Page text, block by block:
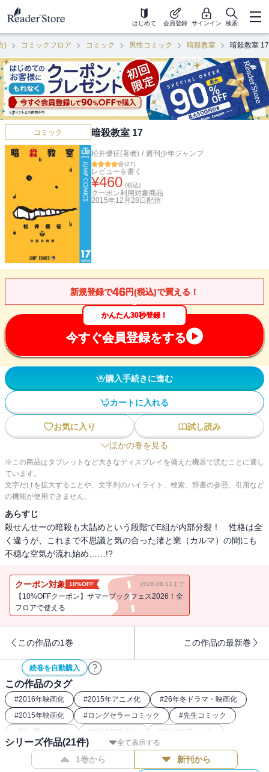
はじめて 会員登録 サインイン 検索
) コミックフロア コミック 男性コミック 暗殺教室 暗殺教室 17
コミック 暗殺教室 17
松井優征(著者) / 週刊少年ジャンプ
(27)
レビューを書く
¥460 (税込)
クーポン利用対象商品
2015年12月28日 配信
新規登録で46円(税込)で買える！
かんたん30秒登録！
今すぐ会員登録をする
購入手続きに進む
カートに入れる
お気に入り
試し読み
ほかの巻を見る
※この商品はタブレットなど大きなディスプレイを備えた機器で読むことに適し
ています。
文字だけを拡大することや、文字列のハイライト、検索、辞書の参照、引用など
の機能が使用できません。
あらすじ
殺せんせーの暗殺も大詰めという段階でE組が内部分裂！ 性格は全
く違うが、これまで不思議と気の合った渚と業（カルマ）の間にも
不穏な空気が流れ始め……!?
クーポン対象 10%OFF 2026.08.11まで
【10%OFFクーポン】サマーブックフェス2026！全
フロアで使える
この作品の1巻 この作品の最新巻
続巻を自動購入
この作品のタグ
#2016年映画化 #2015年アニメ化 #26年冬ドラマ・映画化
#2015年映画化 #ロングセラーコミック #先生コミック
#殺し屋コミック #2026年映画化 #2016年アニメ化
全て表示する
シリーズ作品(21件)
1巻から 新刊から